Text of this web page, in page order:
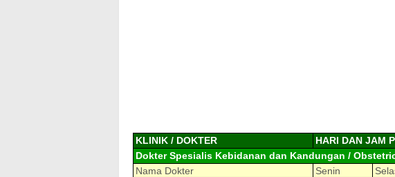
KLINIK / DOKTER
HARI DAN JAM
Dokter Spesialis Kebidanan dan Kandungan /
Nama Dokter
Senin